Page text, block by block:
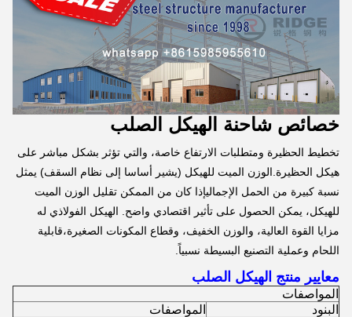
خصائص شاحنة الهيكل الصلب
تخطيط الحظيرة ومتطلبات الارتفاع خاصة، والتي تؤثر بشكل مباشر على
هيكل الحظيرة.الوزن الميت للهيكل (يشير أساسا إلى نظام السقف) يمثل
نسبة كبيرة من الحمل الإجماليإذا كان من الممكن تقليل الوزن الميت
للهيكل، يمكن الحصول على تأثير اقتصادي واضح. الهيكل الفولاذي له
مزايا القوة العالية، والوزن الخفيف، وقطاع المكونات الصغيرة،قابلية
اللحام وعملية التصنيع البسيطة نسبياً.
معايير منتج الهيكل الصلب
المواصفات
البنود
المواصفات